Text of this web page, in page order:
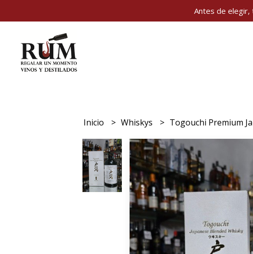
Antes de elegir,
Inicio Whiskys Togouchi Premium